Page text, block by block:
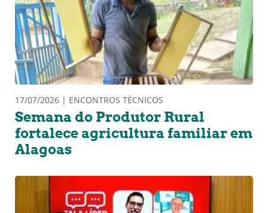
17/07/2026 | ENCONTROS TÉCNICOS
Semana do Produtor Rural
fortalece agricultura familiar em
Alagoas